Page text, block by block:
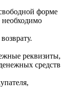
форме
необходимо
реквизиты,
средств